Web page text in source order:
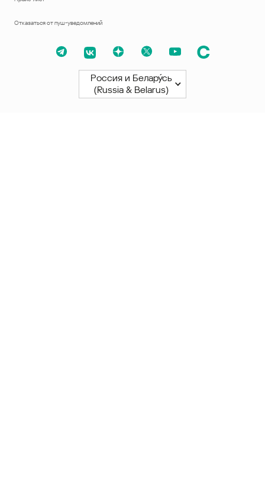
Отказаться от пуш-уведомлений
Россия и Белару́сь
(Russia & Belarus)